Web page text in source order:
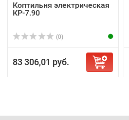
Коптильня электрическая
КР-7.90
(0)
83 306,01 руб.